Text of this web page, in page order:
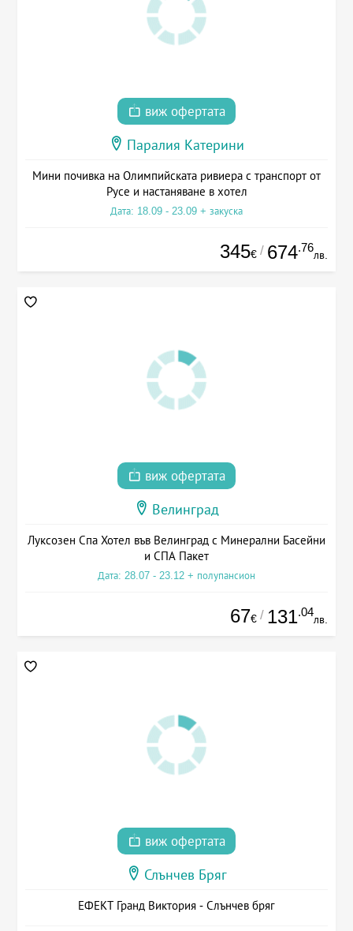
виж офертата
Паралия Катерини
Мини почивка на Олимпийската ривиера с транспорт от
Русе и настаняване в хотел
Дата: 18.09 - 23.09 + закуска
345€ / 674.76
лв.
виж офертата
Велинград
Луксозен Спа Хотел във Велинград с Минерални Басейни
и СПА Пакет
Дата: 28.07 - 23.12 + полупансион
67€ / 131.04
лв.
виж офертата
Слънчев Бряг
ЕФЕКТ Гранд Виктория - Слънчев бряг